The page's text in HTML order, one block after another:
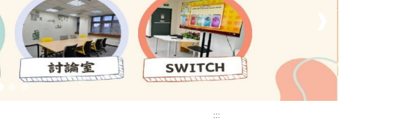
:::